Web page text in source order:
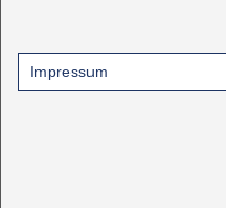
Impressum